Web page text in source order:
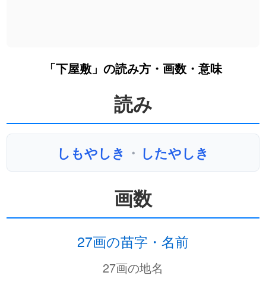
「下屋敷」の読み方・画数・意味
読み
しもやしき ・ したやしき
画数
27画の苗字・名前
27画の地名